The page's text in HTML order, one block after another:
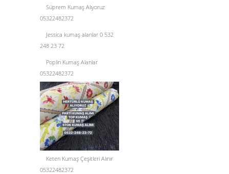
Süprem Kumaş Alıyoruz
05322482372
Jessica kumaş alanlar 0 532
248 23 72
Poplin Kumaş Alanlar
05322482372
Keten Kumaş Çeşitleri Alınır
05322482372